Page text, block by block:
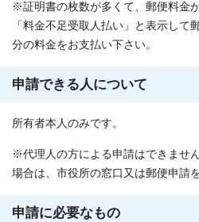
※証明書の枚数が多くて、郵便料金
「料金不足受取人払い」と表示して
分の料金をお支払い下さい。
申請できる人について
所有者本人のみです。
※代理人の方による申請はできませ
場合は、市役所の窓口又は郵便申請
申請に必要なもの